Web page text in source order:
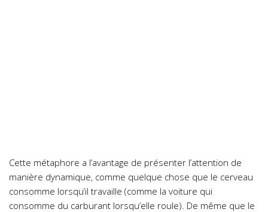
Cette métaphore a l’avantage de présenter l’attention de
manière dynamique, comme quelque chose que le cerveau
consomme lorsqu’il travaille (comme la voiture qui
consomme du carburant lorsqu’elle roule). De même que le